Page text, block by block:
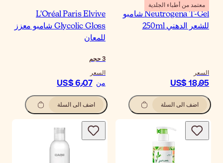
معتمد من أطباء الجلدية
Neutrogena T-Gel شامبو
للشعر الدهني 250ml
السعر
US$ 18٫95
اضف الى السلة
L'Oréal Paris Elvive
Glycolic Gloss شامبو معزز
للمعان
3حجم
السعر
من US$ 6٫07
اضف الى السلة